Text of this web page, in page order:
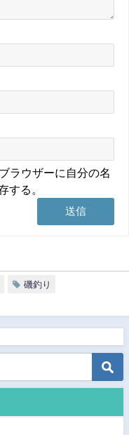
ラウザーに自分の名
する。
磯釣り